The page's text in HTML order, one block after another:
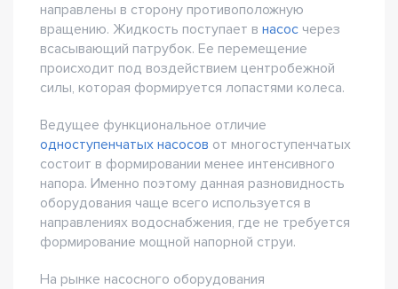
направлены в сторону противоположную
вращению. Жидкость поступает в насос через
всасывающий патрубок. Ее перемещение
происходит под воздействием центробежной
силы, которая формируется лопастями колеса.
Ведущее функциональное отличие
одноступенчатых насосов от многоступенчатых
состоит в формировании менее интенсивного
напора. Именно поэтому данная разновидность
оборудования чаще всего используется в
направлениях водоснабжения, где не требуется
формирование мощной напорной струи.
На рынке насосного оборудования